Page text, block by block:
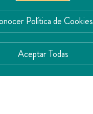
Política de Cookies
Aceptar Todas